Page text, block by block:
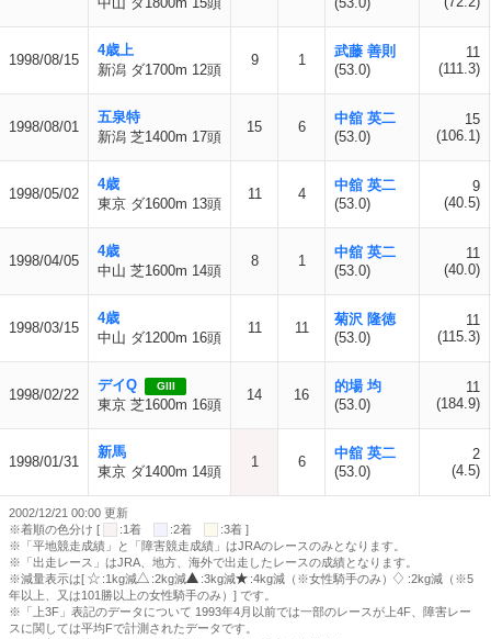
1998/08/15
4歳上
新潟 ダ1700m 12頭
9 1
武藤 善則
(53.0)
11
(111.3)
1998/08/01
五泉特
新潟 芝1400m 17頭
15 6
中舘 英二
(53.0)
15
(106.1)
1998/05/02
4歳
東京 ダ1600m 13頭
11 4
中舘 英二
(53.0)
9
(40.5)
1998/04/05
4歳
中山 芝1600m 14頭
8 1
中舘 英二
(53.0)
11
(40.0)
1998/03/15
4歳
中山 ダ1200m 16頭
11 11
菊沢 隆徳
(53.0)
11
(115.3)
1998/02/22
デイQ GIII
東京 芝1600m 16頭
14 16
的場 均
(53.0)
11
(184.9)
1998/01/31
新馬
東京 ダ1400m 14頭
1 6
中舘 英二
(53.0)
2
(4.5)
2002/12/21 00:00 更新
※着順の色分け [
:1着 :2着
:3着 ]
※「平地競走成績」と「障害競走成績」はJRAのレースのみとなります。
※「出走レース」はJRA、地方、海外で出走したレースの成績となります。
※減量表示は[
:1kg減 :2kg減 :3kg減 :4kg減（※女性騎手のみ）
:2kg減（※5
年以上、又は101勝以上の女性騎手のみ）] です。
※「上3F」表記のデータについて 1993年4月以前では一部のレースが上4F、障害レー
スに関しては平均Fで計測されたデータです。